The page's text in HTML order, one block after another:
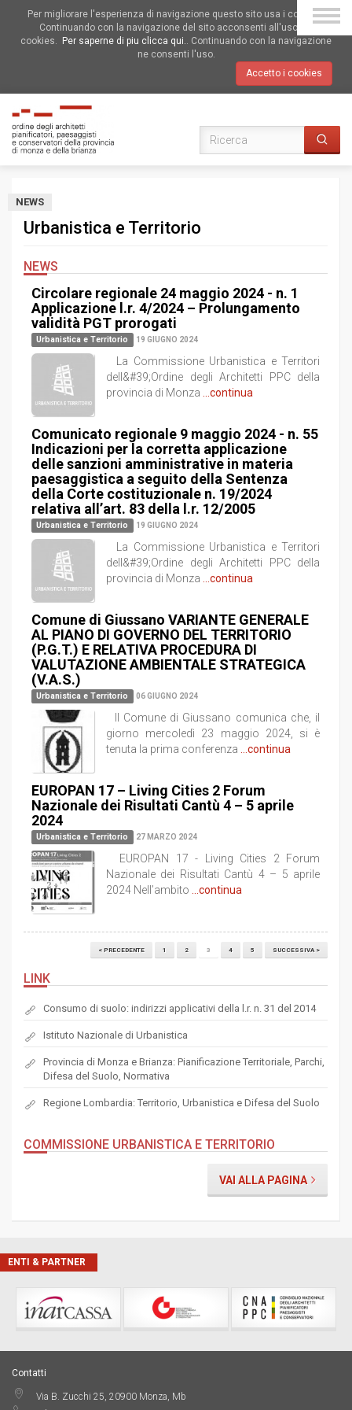
Per migliorare l'esperienza di navigazione questo sito usa i cookies.
Continuando con la navigazione del sito acconsenti all'uso dei
cookies.
Per saperne di piu clicca qui.. Continuando con la navigazione
ne consenti l'uso.
Accetto i cookies
NEWS
Urbanistica e Territorio
NEWS
Circolare regionale 24 maggio 2024 - n. 1
Applicazione l.r. 4/2024 – Prolungamento
validità PGT prorogati
Urbanistica e Territorio 19 GIUGNO 2024
La Commissione Urbanistica e Territori
dell&#39;Ordine degli Architetti PPC della
provincia di Monza
...continua
Comunicato regionale 9 maggio 2024 - n. 55
Indicazioni per la corretta applicazione
delle sanzioni amministrative in materia
paesaggistica a seguito della Sentenza
della Corte costituzionale n. 19/2024
relativa all’art. 83 della l.r. 12/2005
Urbanistica e Territorio 19 GIUGNO 2024
La Commissione Urbanistica e Territori
dell&#39;Ordine degli Architetti PPC della
provincia di Monza
...continua
Comune di Giussano VARIANTE GENERALE
AL PIANO DI GOVERNO DEL TERRITORIO
(P.G.T.) E RELATIVA PROCEDURA DI
VALUTAZIONE AMBIENTALE STRATEGICA
(V.A.S.)
Urbanistica e Territorio 06 GIUGNO 2024
Il Comune di Giussano comunica che, il
giorno mercoledì 23 maggio 2024, si è
tenuta la prima conferenza
...continua
EUROPAN 17 – Living Cities 2 Forum
Nazionale dei Risultati Cantù 4 – 5 aprile
2024
Urbanistica e Territorio 27 MARZO 2024
EUROPAN 17 - Living Cities 2 Forum
Nazionale dei Risultati Cantù 4 – 5 aprile
2024 Nell’ambito
...continua
< PRECEDENTE 1 2 3 4 5 SUCCESSIVA >
LINK
Consumo di suolo: indirizzi applicativi della l.r. n. 31 del 2014
Istituto Nazionale di Urbanistica
Provincia di Monza e Brianza: Pianificazione Territoriale, Parchi,
Difesa del Suolo, Normativa
Regione Lombardia: Territorio, Urbanistica e Difesa del Suolo
COMMISSIONE URBANISTICA E TERRITORIO
VAI ALLA PAGINA
ENTI & PARTNER
Contatti
Via B. Zucchi 25, 20900 Monza, Mb